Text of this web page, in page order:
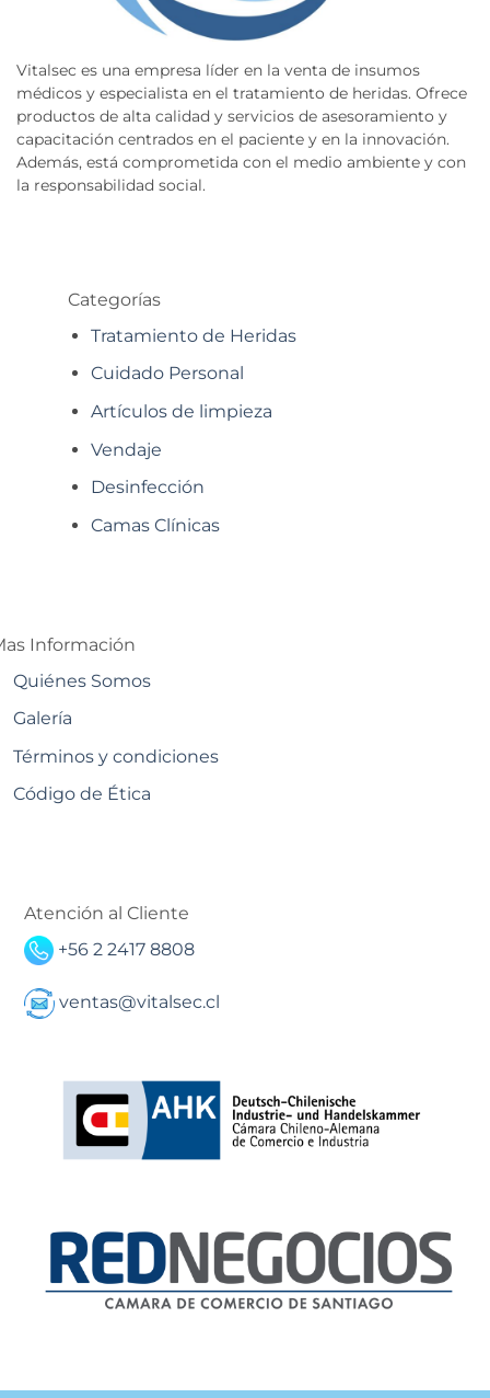
Vitalsec es una empresa líder en la venta de insumos
médicos y especialista en el tratamiento de heridas. Ofrece
productos de alta calidad y servicios de asesoramiento y
capacitación centrados en el paciente y en la innovación.
Además, está comprometida con el medio ambiente y con
la responsabilidad social.
Categorías
Tratamiento de Heridas
Cuidado Personal
Artículos de limpieza
Vendaje
Desinfección
Camas Clínicas
Información
Quiénes Somos
Galería
Términos y condiciones
Código de Ética
Atención al Cliente
+56 2 2417 8808
ventas@vitalsec.cl